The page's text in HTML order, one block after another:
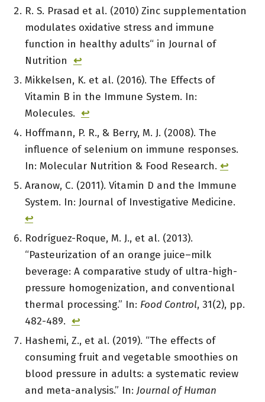
Zusatzstoffe, deren Nutzen für die
Immunfunktion begrenzt ist.
und Ergänzung zu sehen, nicht als Ersatz für
ein durchdachtes Mikronährstoffpräparat.
R. S. Prasad et al. (2010) Zinc supplementation
modulates oxidative stress and immune
function in healthy adults“ in Journal of
Nutrition ↩︎
Mikkelsen, K. et al. (2016). The Effects of
Vitamin B in the Immune System. In:
Molecules. ↩︎
Hoffmann, P. R., & Berry, M. J. (2008). The
influence of selenium on immune responses.
In: Molecular Nutrition & Food Research. ↩︎
Aranow, C. (2011). Vitamin D and the Immune
System. In: Journal of Investigative Medicine.
↩︎
Rodríguez-Roque, M. J., et al. (2013).
“Pasteurization of an orange juice–milk
beverage: A comparative study of ultra-high-
pressure homogenization, and conventional
thermal processing.” In: Food Control, 31(2), pp.
482-489. ↩︎
Hashemi, Z., et al. (2019). “The effects of
consuming fruit and vegetable smoothies on
blood pressure in adults: a systematic review
and meta-analysis.” In:Journal of Human